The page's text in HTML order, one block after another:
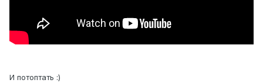
И потоптать :)